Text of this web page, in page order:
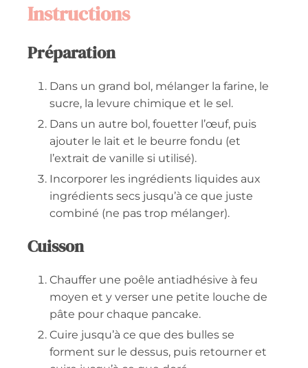
Instructions
Préparation
Dans un grand bol, mélanger la farine, le
sucre, la levure chimique et le sel.
Dans un autre bol, fouetter l’œuf, puis
ajouter le lait et le beurre fondu (et
l’extrait de vanille si utilisé).
Incorporer les ingrédients liquides aux
ingrédients secs jusqu’à ce que juste
combiné (ne pas trop mélanger).
Cuisson
Chauffer une poêle antiadhésive à feu
moyen et y verser une petite louche de
pâte pour chaque pancake.
Cuire jusqu’à ce que des bulles se
forment sur le dessus, puis retourner et